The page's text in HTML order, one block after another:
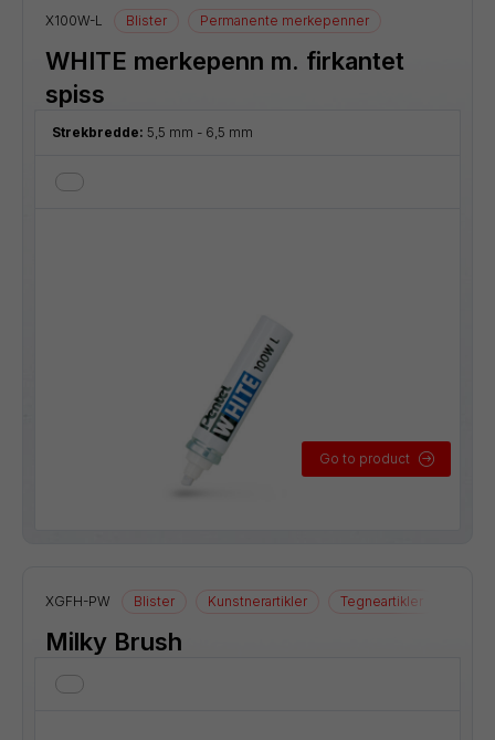
X100W-L Blister Permanente merkepenner
WHITE merkepenn m. firkantet
spiss
Strekbredde: 5,5 mm - 6,5 mm
Go to product
XGFH-PW Blister Kunstnerartikler Tegneartikler
Milky Brush